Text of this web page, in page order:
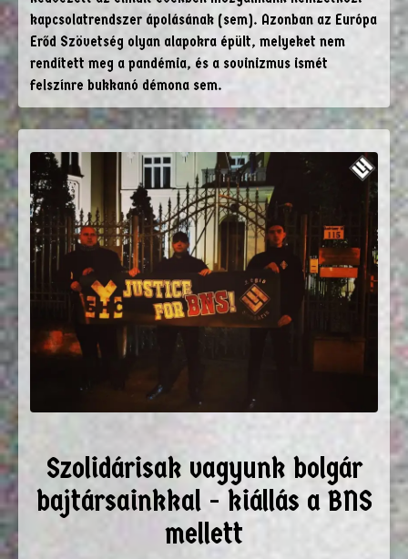
kapcsolatrendszer ápolásának (sem). Azonban az Európa
Erőd Szövetség olyan alapokra épült, melyeket nem
rendített meg a pandémia, és a sovinizmus ismét
felszínre bukkanó démona sem.
Szolidárisak vagyunk bolgár
bajtársainkkal - kiállás a BNS
mellett